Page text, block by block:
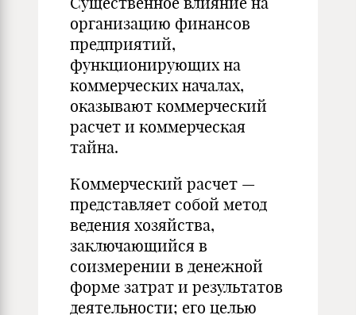
организацию финансов
предприятий,
функционирующих на
коммерческих началах,
оказывают коммерческий
расчет и коммерческая
тайна.
Коммерческий расчет —
представляет собой метод
ведения хозяйства,
заключающийся в
соизмерении в денежной
форме затрат и результатов
деятельности; его целью